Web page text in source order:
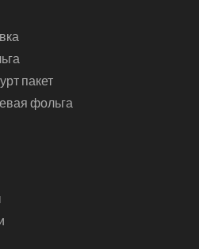
пакет
фольга